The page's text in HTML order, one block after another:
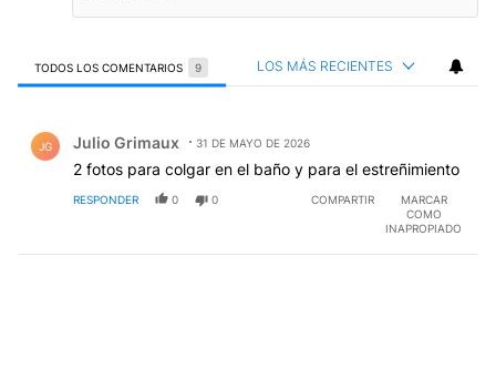
TODOS LOS COMENTARIOS 9 LOS MÁS RECIENTES
JG Julio Grimaux 31 DE MAYO DE 2026
2 fotos para colgar en el baño y para el estreñimiento
RESPONDER 0 0 COMPARTIR
MARCAR
COMO
INAPROPIADO